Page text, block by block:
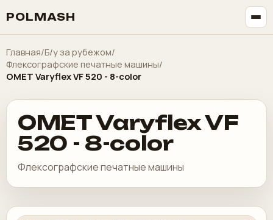
POLMASH
Главная/Б/у за рубежом/
Флексографские печатные машины/
OMET Varyflex VF 520 - 8-color
OMET Varyflex VF
520 - 8-color
Флексографские печатные машины